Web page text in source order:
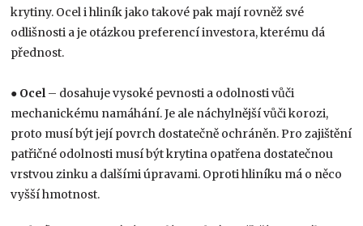
krytiny. Ocel i hliník jako takové pak mají rovněž své
odlišnosti a je otázkou preferencí investora, kterému dá
přednost.
● Ocel– dosahuje vysoké pevnosti a odolnosti vůči
mechanickému namáhání. Je ale náchylnější vůči korozi,
proto musí být její povrch dostatečně ochráněn. Pro zajištění
patřičné odolnosti musí být krytina opatřena dostatečnou
vrstvou zinku a dalšími úpravami. Oproti hliníku má o něco
vyšší hmotnost.